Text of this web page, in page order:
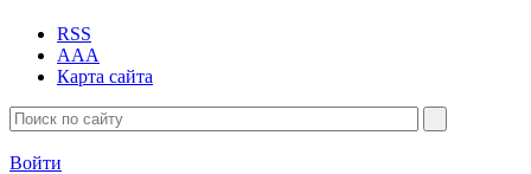
RSS
AAA
Карта сайта
Войти